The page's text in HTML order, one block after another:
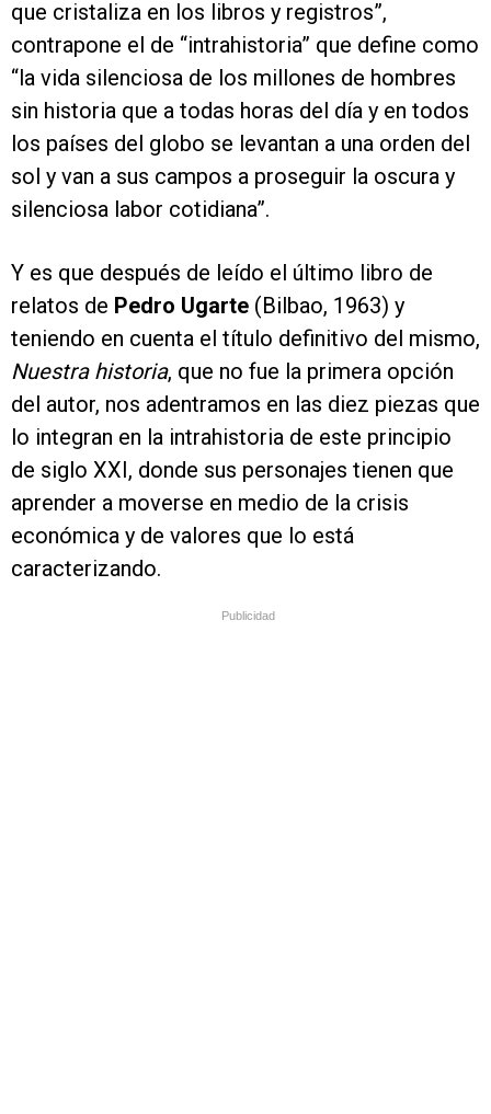
que cristaliza en los libros y registros”,
contrapone el de “intrahistoria” que define como
“la vida silenciosa de los millones de hombres
sin historia que a todas horas del día y en todos
los países del globo se levantan a una orden del
sol y van a sus campos a proseguir la oscura y
silenciosa labor cotidiana”.
Y es que después de leído el último libro de
relatos de Pedro Ugarte (Bilbao, 1963) y
teniendo en cuenta el título definitivo del mismo,
Nuestra historia, que no fue la primera opción
del autor, nos adentramos en las diez piezas que
lo integran en la intrahistoria de este principio
de siglo XXI, donde sus personajes tienen que
aprender a moverse en medio de la crisis
económica y de valores que lo está
caracterizando.
Publicidad